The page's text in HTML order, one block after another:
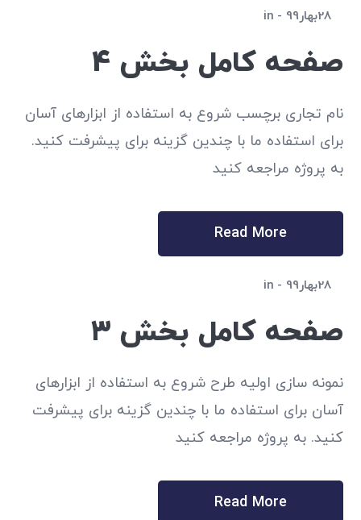
28بهار99 in
صفحه کامل بخش 4
نام تجاری برچسب شروع به استفاده از ابزارهای آسان
برای استفاده ما با چندین گزینه برای پیشرفت کنید.
به پروژه مراجعه کنید
Read More
28بهار99 in
صفحه کامل بخش 3
نمونه سازی اولیه طرح شروع به استفاده از ابزارهای
آسان برای استفاده ما با چندین گزینه برای پیشرفت
کنید. به پروژه مراجعه کنید
Read More